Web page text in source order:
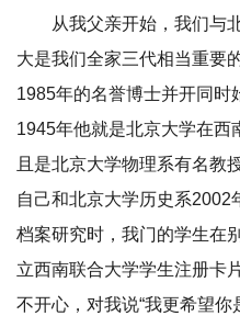
从我父亲开始，我们与
大是我们全家三代相当重要
1985年的名誉博士并开同时
1945年他就是北京大学在西
且是北京大学物理系有名教
自己和北京大学历史系2002
档案研究时，我门的学生在
立西南联合大学学生注册卡
不开心，对我说“我更希望你